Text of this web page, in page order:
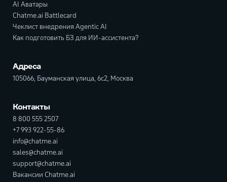
AI Аватары
Chatme.ai Battlecard
Чеклист внедрения Agentic AI
Как подготовить БЗ для ИИ-ассистента?
Адреса
105066, Бауманская улица, 6с2, Москва
Контакты
8 800 555 2507
+7 993 922-55-86
info@chatme.ai
sales@chatme.ai
support@chatme.ai
Вакансии Chatme.ai